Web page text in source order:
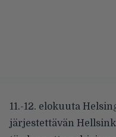
11.-12. elokuuta
järjestettävän